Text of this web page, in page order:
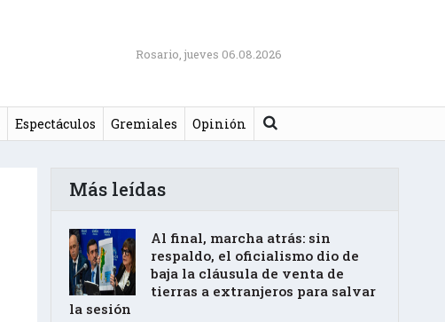
Rosario, jueves 06.08.2026
Espectáculos Gremiales Opinión Buscar
Más leídas
Al final, marcha atrás: sin
respaldo, el oficialismo dio de
baja la cláusula de venta de
tierras a extranjeros para salvar
la sesión